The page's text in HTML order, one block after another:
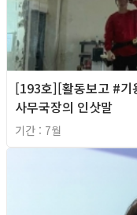
[193호][활동보고 #기
사무국장의 인삿말
기간 : 7월